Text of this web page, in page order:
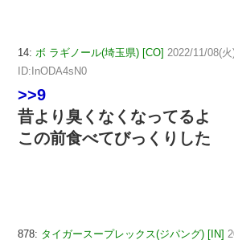
14: ボ ラギノール(埼玉県) [CO] 2022/11/08(
ID:InODA4sN0
>>9
昔より臭くなくなってるよ
この前食べてびっくりした
878: タイガースープレックス(ジパング) [IN]